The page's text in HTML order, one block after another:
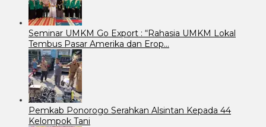
Seminar UMKM Go Export : “Rahasia UMKM Lokal
Tembus Pasar Amerika dan Erop…
Pemkab Ponorogo Serahkan Alsintan Kepada 44
Kelompok Tani